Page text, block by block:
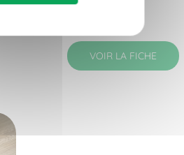
VOIR LA FICHE